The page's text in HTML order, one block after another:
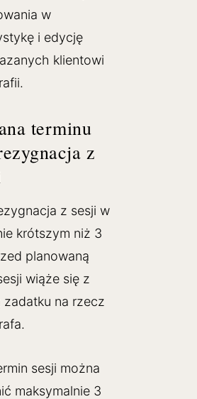
w
i edycję
klientowi
terminu
z
z sesji w
krótszym niż 3
planowaną
wiąże się z
zadatku na rzecz
sesji można
maksymalnie 3